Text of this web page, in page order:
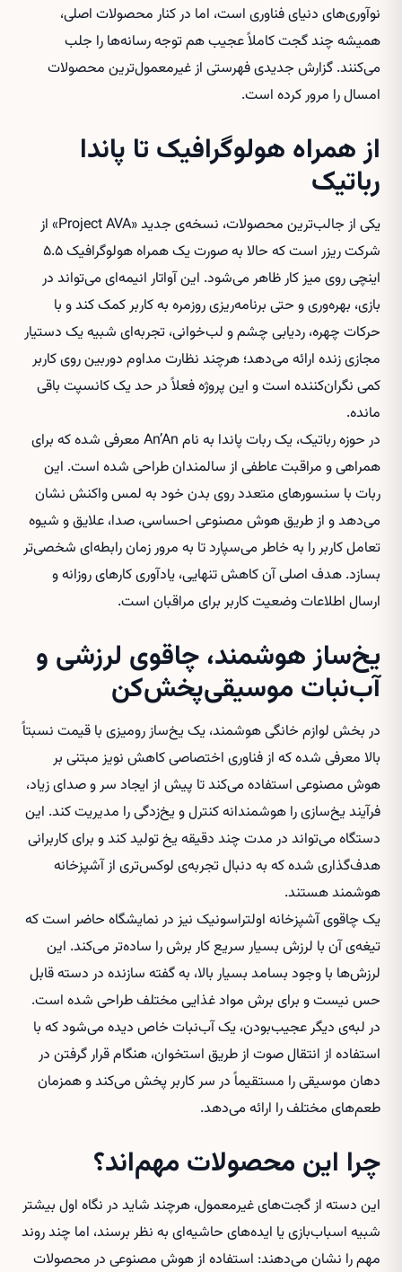
نوآوری‌های دنیای فناوری است، اما در کنار محصولات اصلی،
همیشه چند گجت کاملاً عجیب هم توجه رسانه‌ها را جلب
می‌کنند. گزارش جدیدی فهرستی از غیرمعمول‌ترین محصولات
امسال را مرور کرده است.
از همراه هولوگرافیک تا پاندا
رباتیک
یکی از جالب‌ترین محصولات، نسخه‌ی جدید «Project AVA» از
شرکت ریزر است که حالا به صورت یک همراه هولوگرافیک ۵.۵
اینچی روی میز کار ظاهر می‌شود. این آواتار انیمه‌ای می‌تواند در
بازی، بهره‌وری و حتی برنامه‌ریزی روزمره به کاربر کمک کند و با
حرکات چهره، ردیابی چشم و لب‌خوانی، تجربه‌ای شبیه یک دستیار
مجازی زنده ارائه می‌دهد؛ هرچند نظارت مداوم دوربین روی کاربر
کمی نگران‌کننده است و این پروژه فعلاً در حد یک کانسپت باقی
مانده.
در حوزه رباتیک، یک ربات پاندا به نام An’An معرفی شده که برای
همراهی و مراقبت عاطفی از سالمندان طراحی شده است. این
ربات با سنسورهای متعدد روی بدن خود به لمس واکنش نشان
می‌دهد و از طریق هوش مصنوعی احساسی، صدا، علایق و شیوه
تعامل کاربر را به خاطر می‌سپارد تا به مرور زمان رابطه‌ای شخصی‌تر
بسازد. هدف اصلی آن کاهش تنهایی، یادآوری کارهای روزانه و
ارسال اطلاعات وضعیت کاربر برای مراقبان است.
یخ‌ساز هوشمند، چاقوی لرزشی و
آب‌نبات موسیقی‌پخش‌کن
در بخش لوازم خانگی هوشمند، یک یخ‌ساز رومیزی با قیمت نسبتاً
بالا معرفی شده که از فناوری اختصاصی کاهش نویز مبتنی بر
هوش مصنوعی استفاده می‌کند تا پیش از ایجاد سر و صدای زیاد،
فرآیند یخ‌سازی را هوشمندانه کنترل و یخ‌زدگی را مدیریت کند. این
دستگاه می‌تواند در مدت چند دقیقه یخ تولید کند و برای کاربرانی
هدف‌گذاری شده که به دنبال تجربه‌ی لوکس‌تری از آشپزخانه
هوشمند هستند.
یک چاقوی آشپزخانه اولتراسونیک نیز در نمایشگاه حاضر است که
تیغه‌ی آن با لرزش بسیار سریع کار برش را ساده‌تر می‌کند. این
لرزش‌ها با وجود بسامد بسیار بالا، به گفته سازنده در دسته قابل
حس نیست و برای برش مواد غذایی مختلف طراحی شده است.
در لبه‌ی دیگر عجیب‌بودن، یک آب‌نبات خاص دیده می‌شود که با
استفاده از انتقال صوت از طریق استخوان، هنگام قرار گرفتن در
دهان موسیقی را مستقیماً در سر کاربر پخش می‌کند و همزمان
طعم‌های مختلف را ارائه می‌دهد.
چرا این محصولات مهم‌اند؟
این دسته از گجت‌های غیرمعمول، هرچند شاید در نگاه اول بیشتر
شبیه اسباب‌بازی یا ایده‌های حاشیه‌ای به نظر برسند، اما چند روند
مهم را نشان می‌دهند: استفاده از هوش مصنوعی در محصولات